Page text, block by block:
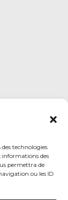
technologies
informations des
permettra de
ou les ID